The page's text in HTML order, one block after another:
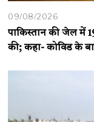
09/08/2026
पाकिस्तान की जेल में
की; कहा- कोविड के